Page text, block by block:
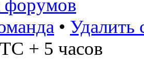
форумов
• Удалить
+ 5 часов